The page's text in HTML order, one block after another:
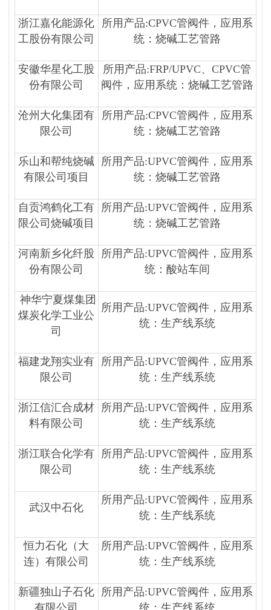
浙江嘉化能源化
工股份有限公司
所用产品:CPVC管阀件，应用系
统：烧碱工艺管路
安徽华星化工股
份有限公司
所用产品:FRP/UPVC、CPVC管
阀件，应用系统：烧碱工艺管路
沧州大化集团有
限公司
所用产品:CPVC管阀件，应用系
统：烧碱工艺管路
乐山和帮纯烧碱
有限公司项目
所用产品:UPVC管阀件，应用系
统：烧碱工艺管路
自贡鸿鹤化工有
限公司烧碱项目
所用产品:UPVC管阀件，应用系
统：烧碱工艺管路
河南新乡化纤股
份有限公司
所用产品:UPVC管阀件，应用系
统：酸站车间
神华宁夏煤集团
煤炭化学工业公
司
所用产品:UPVC管阀件，应用系
统：生产线系统
福建龙翔实业有
限公司
所用产品:UPVC管阀件，应用系
统：生产线系统
浙江信汇合成材
料有限公司
所用产品:UPVC管阀件，应用系
统：生产线系统
浙江联合化学有
限公司
所用产品:UPVC管阀件，应用系
统：生产线系统
武汉中石化
所用产品:UPVC管阀件，应用系
统：生产线系统
恒力石化（大
连）有限公司
所用产品:UPVC管阀件，应用系
统：生产线系统
新疆独山子石化 所用产品:UPVC管阀件，应用系